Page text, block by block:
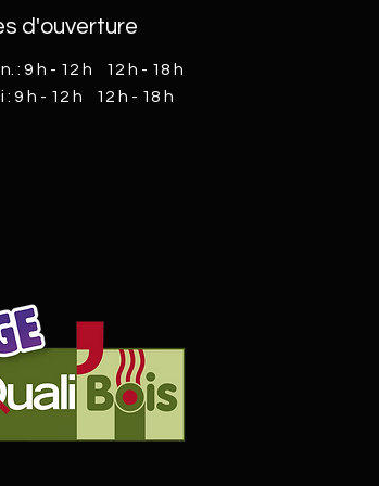
d'ouverture
: 9 h - 12 h 12 h - 18 h
: 9 h - 12 h 12 h - 18 h